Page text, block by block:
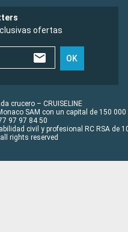
ofertas
OK
crucero – CRUISELINE
SAM con un capital de 150 000
97 97 84 50
civil y profesional RC RSA de
rights reserved